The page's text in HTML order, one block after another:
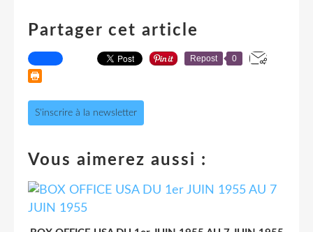
Partager cet article
Repost 0
S'inscrire à la newsletter
Vous aimerez aussi :